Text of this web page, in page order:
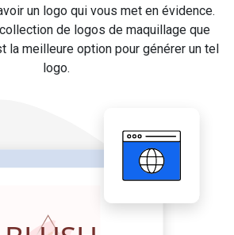
un logo qui vous met en évidence.
de logos de maquillage que
la meilleure option pour générer un tel
logo.